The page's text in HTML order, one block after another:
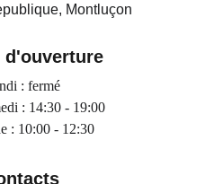
Montluçon
d'ouverture
: fermé
: 14:30 - 19:00
: 10:00 - 12:30